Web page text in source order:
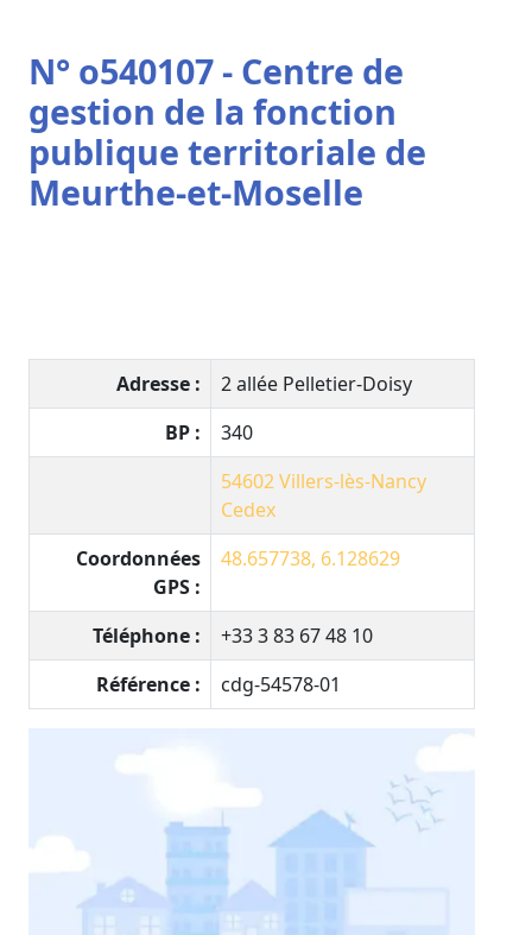
N° o540107 - Centre de
gestion de la fonction
publique territoriale de
Meurthe-et-Moselle
Adresse :
2 allée Pelletier-Doisy
BP :
340
54602 Villers-lès-Nancy
Cedex
Coordonnées
GPS :
48.657738, 6.128629
Téléphone :
+33 3 83 67 48 10
Référence :
cdg-54578-01